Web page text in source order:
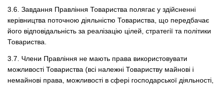
3.6. Завдання Правління Товариства полягає у здійсненні
керівництва поточною діяльністю Товариства, що передбачає
його відповідальність за реалізацію цілей, стратегії та політики
Товариства.
3.7. Члени Правління не мають права використовувати
можливості Товариства (всі належні Товариству майнові і
немайнові права, можливості в сфері господарської діяльності,